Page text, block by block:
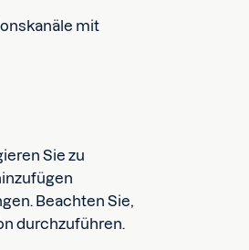
mit
Sie zu
Beachten Sie,
durchzuführen.